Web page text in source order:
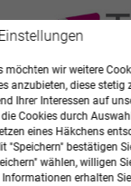
Zum
Ende
der
Bildgalerie
springen
möchten wir weitere
anzubieten, diese stetig
Ihrer Interessen auf
Cookies durch
eines Häkchens
"Speichern" bestätigen
wählen, willigen
erhalten